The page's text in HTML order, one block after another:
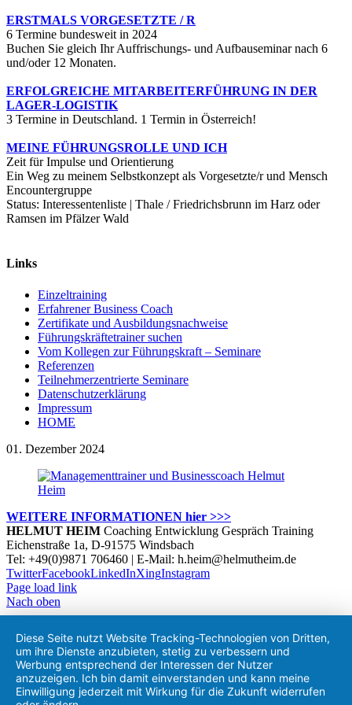
ERSTMALS VORGESETZTE / R
6 Termine bundesweit in 2024
Buchen Sie gleich Ihr Auffrischungs- und Aufbauseminar nach 6
und/oder 12 Monaten.
ERFOLGREICHE MITARBEITERFÜHRUNG IN DER
LAGER-LOGISTIK
3 Termine in Deutschland. 1 Termin in Österreich!
MEINE FÜHRUNGSROLLE UND ICH
Zeit für Impulse und Orientierung
Ein Weg zu meinem Selbstkonzept als Vorgesetzte/r und Mensch
Encountergruppe
Status: Interessentenliste | Thale / Friedrichsbrunn im Harz oder
Ramsen im Pfälzer Wald
Links
Einzeltraining
Erfahrener Business Coach
Zertifikate und Ausbildungsnachweise
Führungskräftetrainer suchen
Vom Kollegen zur Führungskraft – Seminare
Referenzen
Teilnehmerzentrierte Seminare
Datenschutzerklärung
Impressum
HOME
01. Dezember 2024
WEITERE INFORMATIONEN hier >>>
HELMUT HEIM Coaching Entwicklung Gespräch Training
Eichenstraße 1a, D-91575 Windsbach
Tel: +49(0)9871 706460 | E-Mail: h.heim@helmutheim.de
TwitterFacebookLinkedInXingInstagram
Page load link
Diese Seite nutzt Website Tracking-Technologien von Dritten,
um ihre Dienste anzubieten, stetig zu verbessern und
Werbung entsprechend der Interessen der Nutzer
anzuzeigen. Ich bin damit einverstanden und kann meine
Einwilligung jederzeit mit Wirkung für die Zukunft widerrufen
Nach oben